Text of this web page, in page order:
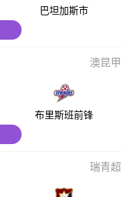
巴坦加斯市
澳昆甲
布里斯班前锋
瑞青超